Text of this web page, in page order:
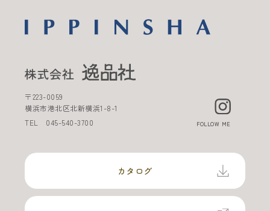
〒223-0059
横浜市港北区北新横浜1-8-1
TEL 045-540-3700 FOLLOW ME
カタログ